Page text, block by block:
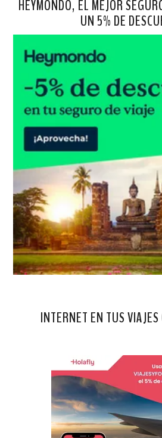
HEYMONDO, EL MEJOR
UN 5% DE
INTERNET EN TUS